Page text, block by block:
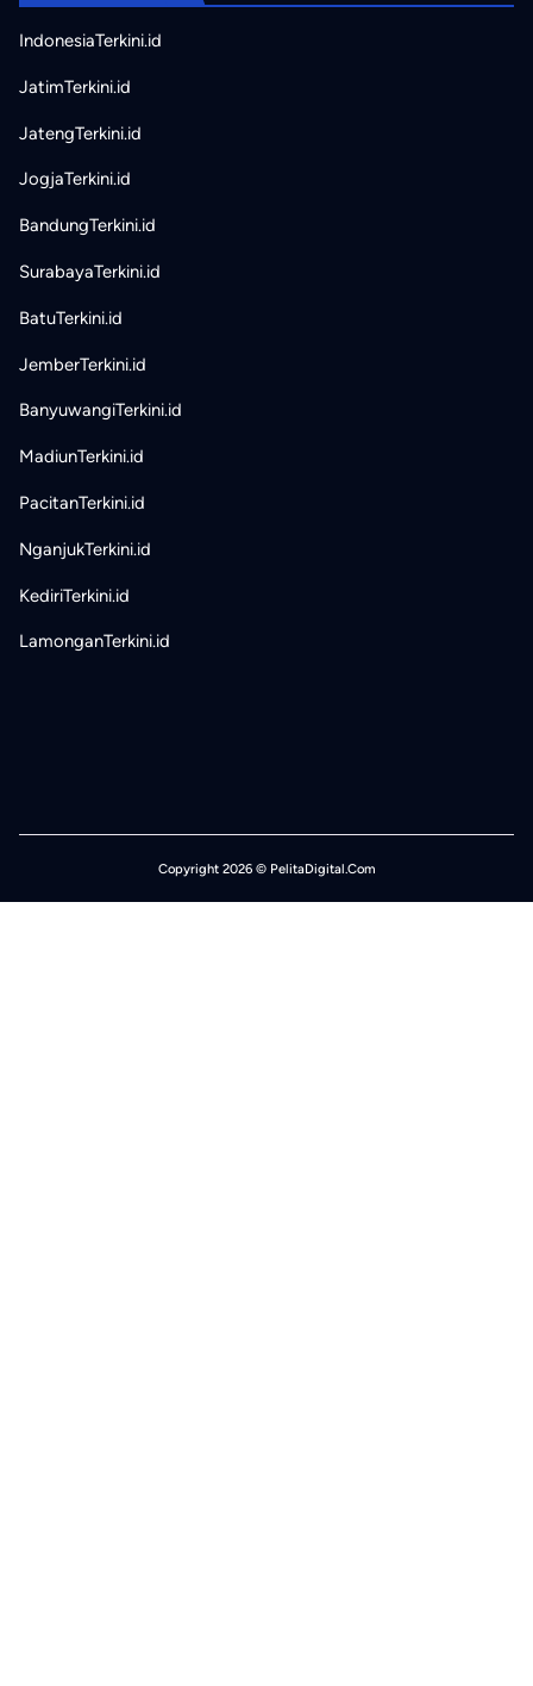
IndonesiaTerkini.id
JatimTerkini.id
JatengTerkini.id
JogjaTerkini.id
BandungTerkini.id
SurabayaTerkini.id
BatuTerkini.id
JemberTerkini.id
BanyuwangiTerkini.id
MadiunTerkini.id
PacitanTerkini.id
NganjukTerkini.id
KediriTerkini.id
LamonganTerkini.id
Copyright 2026 © PelitaDigital.Com